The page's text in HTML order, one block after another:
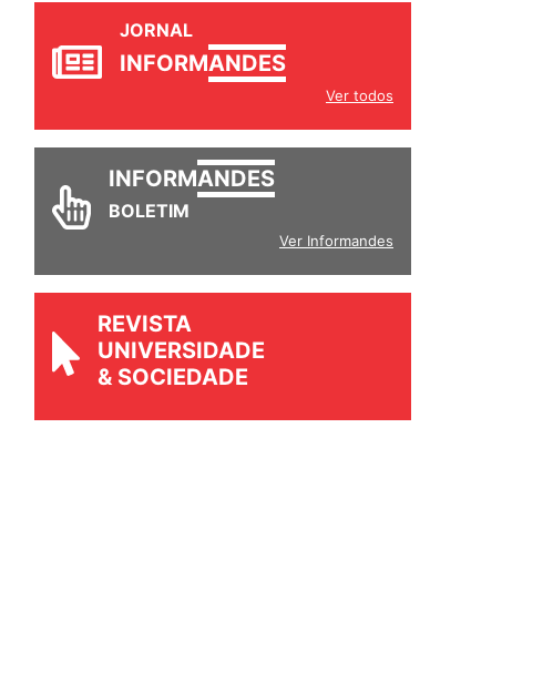
JORNAL
Ver todos
INFORM
Ver Informandes
REVISTA
UNIVERSIDADE